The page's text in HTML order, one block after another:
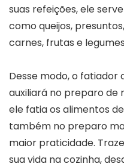
suas refeições, ele
como queijos,
carnes, frutas e
Desse modo, o
auxiliará no preparo de
ele fatia os alimentos
também no preparo
maior praticidade.
sua vida na cozinha,